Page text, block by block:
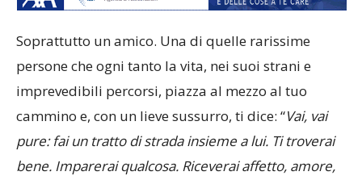
Soprattutto un amico. Una di quelle rarissime
persone che ogni tanto la vita, nei suoi strani e
imprevedibili percorsi, piazza al mezzo al tuo
cammino e, con un lieve sussurro, ti dice: “Vai, vai
pure: fai un tratto di strada insieme a lui. Ti troverai
bene. Imparerai qualcosa. Riceverai affetto, amore,